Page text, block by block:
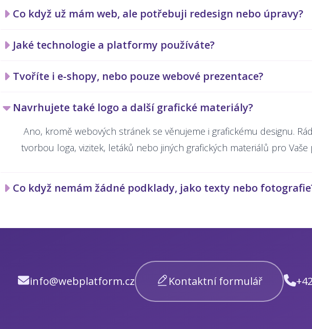
Co když už mám web, ale potřebuji redesign nebo úpravy?
Jaké technologie a platformy používáte?
Tvoříte i e-shopy, nebo pouze webové prezentace?
Navrhujete také logo a další grafické materiály?
Ano, kromě webových stránek se věnujeme i grafickému designu.
tvorbou loga, vizitek, letáků nebo jiných grafických materiálů pro
Co když nemám žádné podklady, jako texty nebo
info@webplatform.cz Kontaktní formulář